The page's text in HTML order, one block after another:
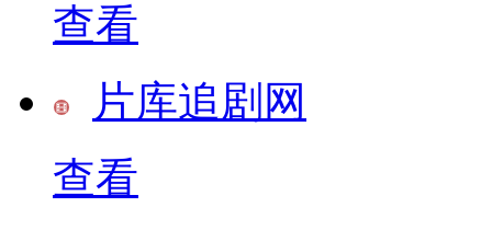
查看
片库追剧网
查看